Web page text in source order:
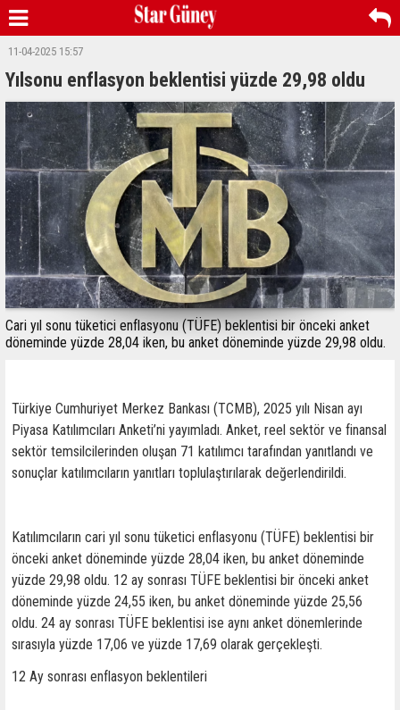
11-04-2025 15:57
Yılsonu enflasyon beklentisi yüzde 29,98 oldu
Cari yıl sonu tüketici enflasyonu (TÜFE) beklentisi bir önceki anket
döneminde yüzde 28,04 iken, bu anket döneminde yüzde 29,98 oldu.
Türkiye Cumhuriyet Merkez Bankası (TCMB), 2025 yılı Nisan ayı
Piyasa Katılımcıları Anketi’ni yayımladı. Anket, reel sektör ve finansal
sektör temsilcilerinden oluşan 71 katılımcı tarafından yanıtlandı ve
sonuçlar katılımcıların yanıtları toplulaştırılarak değerlendirildi.
Katılımcıların cari yıl sonu tüketici enflasyonu (TÜFE) beklentisi bir
önceki anket döneminde yüzde 28,04 iken, bu anket döneminde
yüzde 29,98 oldu. 12 ay sonrası TÜFE beklentisi bir önceki anket
döneminde yüzde 24,55 iken, bu anket döneminde yüzde 25,56
oldu. 24 ay sonrası TÜFE beklentisi ise aynı anket dönemlerinde
sırasıyla yüzde 17,06 ve yüzde 17,69 olarak gerçekleşti.
12 Ay sonrası enflasyon beklentileri